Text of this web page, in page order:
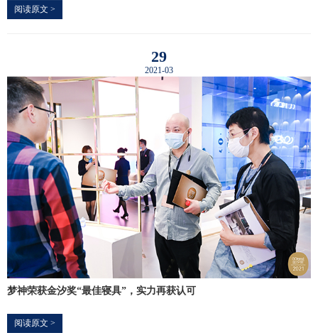
阅读原文 >
29
2021-03
梦神荣获金汐奖“最佳寝具”，实力再获认可
阅读原文 >